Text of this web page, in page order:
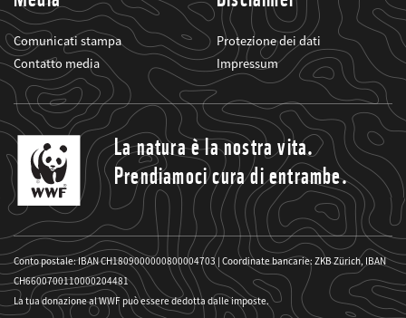
Comunicati stampa
Contatto media
Protezione dei dati
Impressum
La natura è la nostra vita.
Prendiamoci cura di entrambe.
Conto postale: IBAN CH1809000000800004703 | Coordinate bancarie: ZKB Zürich, IBAN
CH6600700110000204481
La tua donazione al WWF può essere dedotta dalle imposte.